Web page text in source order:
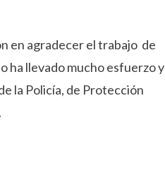
en agradecer el trabajo de
ha llevado mucho esfuerzo y
la Policía, de Protección